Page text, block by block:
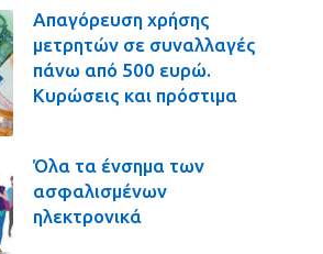
Απαγόρευση χρήσης
μετρητών σε συναλλαγές
πάνω από 500 ευρώ.
Κυρώσεις και πρόστιμα
Όλα τα ένσημα των
ασφαλισμένων
ηλεκτρονικά